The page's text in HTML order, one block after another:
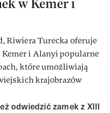
Riwiera Turecka oferuje
i Alanyi popularne
które umożliwiają
krajobrazów
odwiedzić zamek z XIII